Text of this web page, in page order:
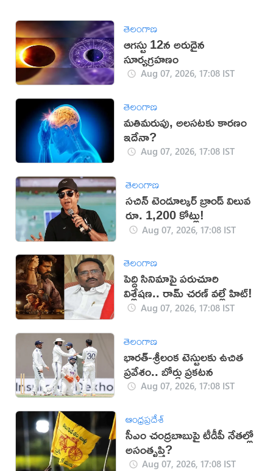
తెలంగాణ
ఆగస్టు 12న అరుదైన
సూర్యగ్రహణం
Aug 07, 2026, 17:08 IST
తెలంగాణ
మతిమరుపు, అలసటకు కారణం
ఇదేనా?
Aug 07, 2026, 17:08 IST
తెలంగాణ
సచిన్ టెండూల్కర్ బ్రాండ్ విలువ
రూ. 1,200 కోట్లు!
Aug 07, 2026, 17:08 IST
తెలంగాణ
పెద్ది సినిమాపై పరుచూరి
విశ్లేషణ.. రామ్ చరణ్ వల్లే హిట్!
Aug 07, 2026, 17:08 IST
తెలంగాణ
భారత్-శ్రీలంక టెస్టులకు ఉచిత
ప్రవేశం.. బోర్డు ప్రకటన
Aug 07, 2026, 17:08 IST
ఆంధ్రప్రదేశ్
సీఎం చంద్రబాబుపై టీడీపీ నేతల్లో
అసంతృప్తి?
Aug 07, 2026, 17:08 IST